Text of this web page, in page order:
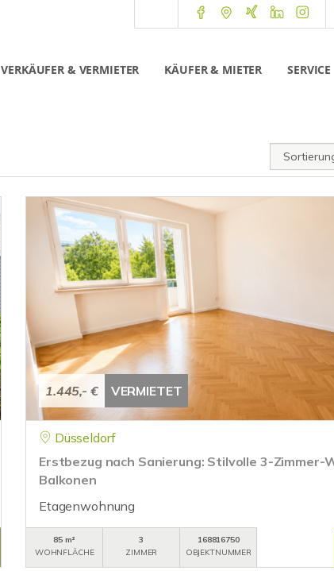
VERKÄUFER & VERMIETER KÄUFER & MIETER SERVICE
1.445,- € VERMIETET
Düsseldorf
Erstbezug nach Sanierung: Stilvolle 3-Zimmer-
Balkonen
Etagenwohnung
85 m²
WOHNFLÄCHE
3
ZIMMER
168816750
OBJEKTNUMMER